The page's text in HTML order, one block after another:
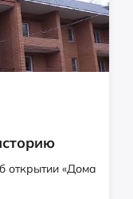
открытии «Дома